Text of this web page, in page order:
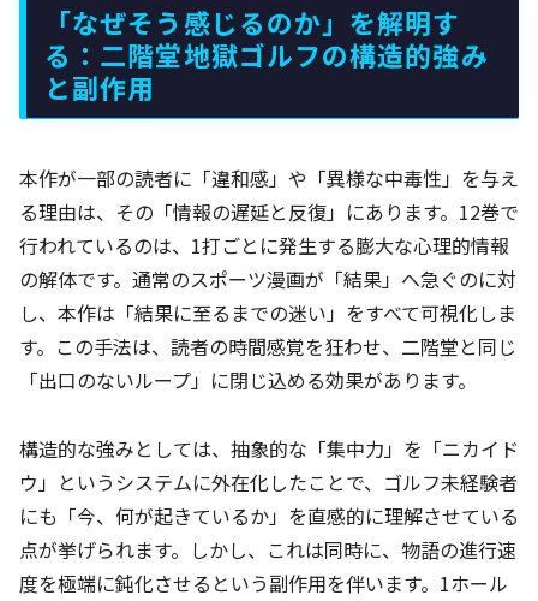
「なぜそう感じるのか」を解明す
る：二階堂地獄ゴルフの構造的強み
と副作用
本作が一部の読者に「違和感」や「異様な中毒性」を与え
る理由は、その「情報の遅延と反復」にあります。12巻で
行われているのは、1打ごとに発生する膨大な心理的情報
の解体です。通常のスポーツ漫画が「結果」へ急ぐのに対
し、本作は「結果に至るまでの迷い」をすべて可視化しま
す。この手法は、読者の時間感覚を狂わせ、二階堂と同じ
「出口のないループ」に閉じ込める効果があります。
構造的な強みとしては、抽象的な「集中力」を「ニカイド
ウ」というシステムに外在化したことで、ゴルフ未経験者
にも「今、何が起きているか」を直感的に理解させている
点が挙げられます。しかし、これは同時に、物語の進行速
度を極端に鈍化させるという副作用を伴います。1ホール